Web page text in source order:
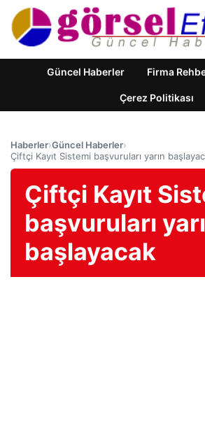
Güncel Haberler Firma
Çerez Politikası
Haberler›Güncel Haberler›
Çiftçi Kayıt Sistemi başvuruları yarın
Çiftçi Kayıt
başvuruları
başlayacak